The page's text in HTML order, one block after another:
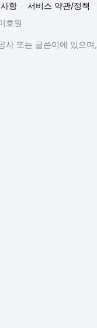
항
서비스 약관/정책
호원
사 또는 글쓴이에 있으